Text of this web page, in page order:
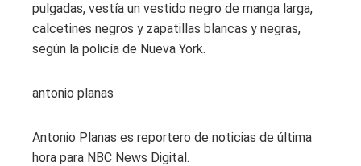
pulgadas, vestía un vestido negro de manga larga,
calcetines negros y zapatillas blancas y negras,
según la policía de Nueva York.
antonio planas
Antonio Planas es reportero de noticias de última
hora para NBC News Digital.